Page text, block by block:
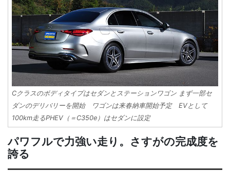
Cクラスのボディタイプはセダンとステーションワゴン まず一部セ
ダンのデリバリーを開始 ワゴンは来春納車開始予定 EVとして
100km走るPHEV（＝C350e）はセダンに設定
パワフルで力強い走り。さすがの完成度を
誇る